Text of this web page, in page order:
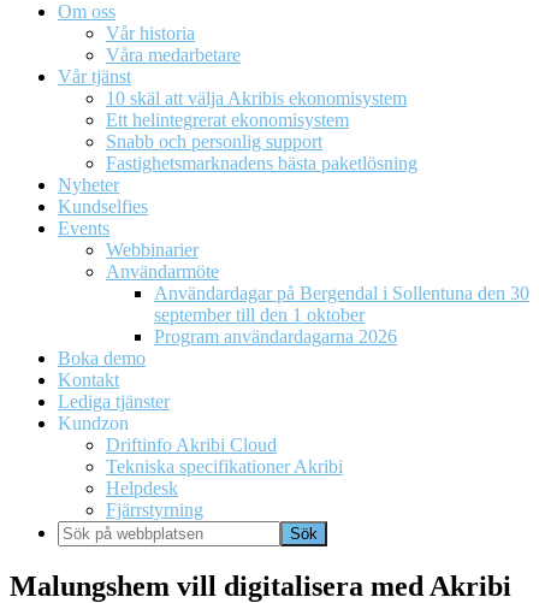
Om oss
Vår historia
Våra medarbetare
Vår tjänst
10 skäl att välja Akribis ekonomisystem
Ett helintegrerat ekonomisystem
Snabb och personlig support
Fastighetsmarknadens bästa paketlösning
Nyheter
Kundselfies
Events
Webbinarier
Användarmöte
Användardagar på Bergendal i Sollentuna den 30
september till den 1 oktober
Program användardagarna 2026
Boka demo
Kontakt
Lediga tjänster
Kundzon
Driftinfo Akribi Cloud
Tekniska specifikationer Akribi
Helpdesk
Fjärrstyrning
Sök
på
webbplatsen
Malungshem vill digitalisera med Akribi